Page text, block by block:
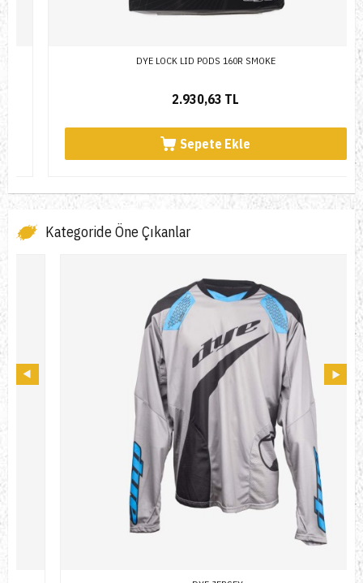
DYE LOCK LID PODS 160R SMOKE
2.930,63 TL
Sepete Ekle
Kategoride Öne Çıkanlar